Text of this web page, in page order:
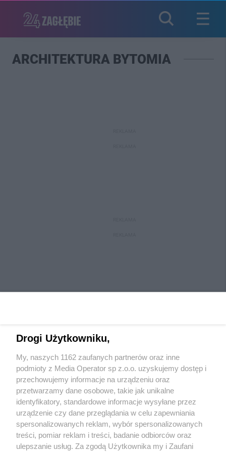
ARCHITEKTURA BYTOMIA
Wydawca mediówlokalnych
Nie zapomnij
zapoznać się z:
polityką prywatności
Twojemiasto Skontaktuj się z nami
Drogi Użytkowniku,
My, naszych 1162 zaufanych partnerów oraz inne
podmioty z Media Operator sp z.o.o. uzyskujemy dostęp i
przechowujemy informacje na urządzeniu oraz
przetwarzamy dane osobowe, takie jak unikalne
identyfikatory, standardowe informacje wysyłane przez
urządzenie czy dane przeglądania w celu zapewniania
spersonalizowanych reklam, wybór spersonalizowanych
treści, pomiar reklam i treści, badanie odbiorców oraz
ulepszanie usług. Za zgodą Użytkownika my i Zaufani